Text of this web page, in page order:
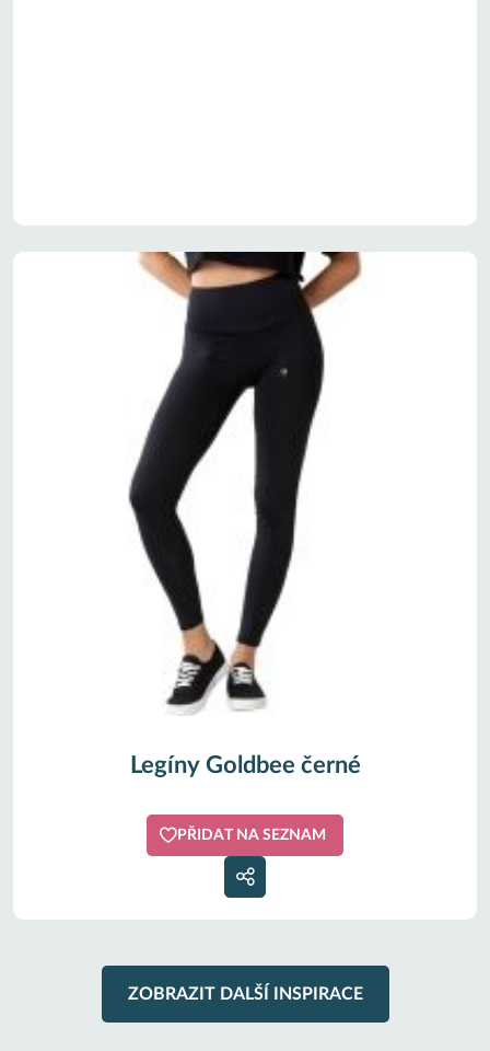
Legíny Goldbee černé
PŘIDAT NA SEZNAM
ZOBRAZIT DALŠÍ INSPIRACE